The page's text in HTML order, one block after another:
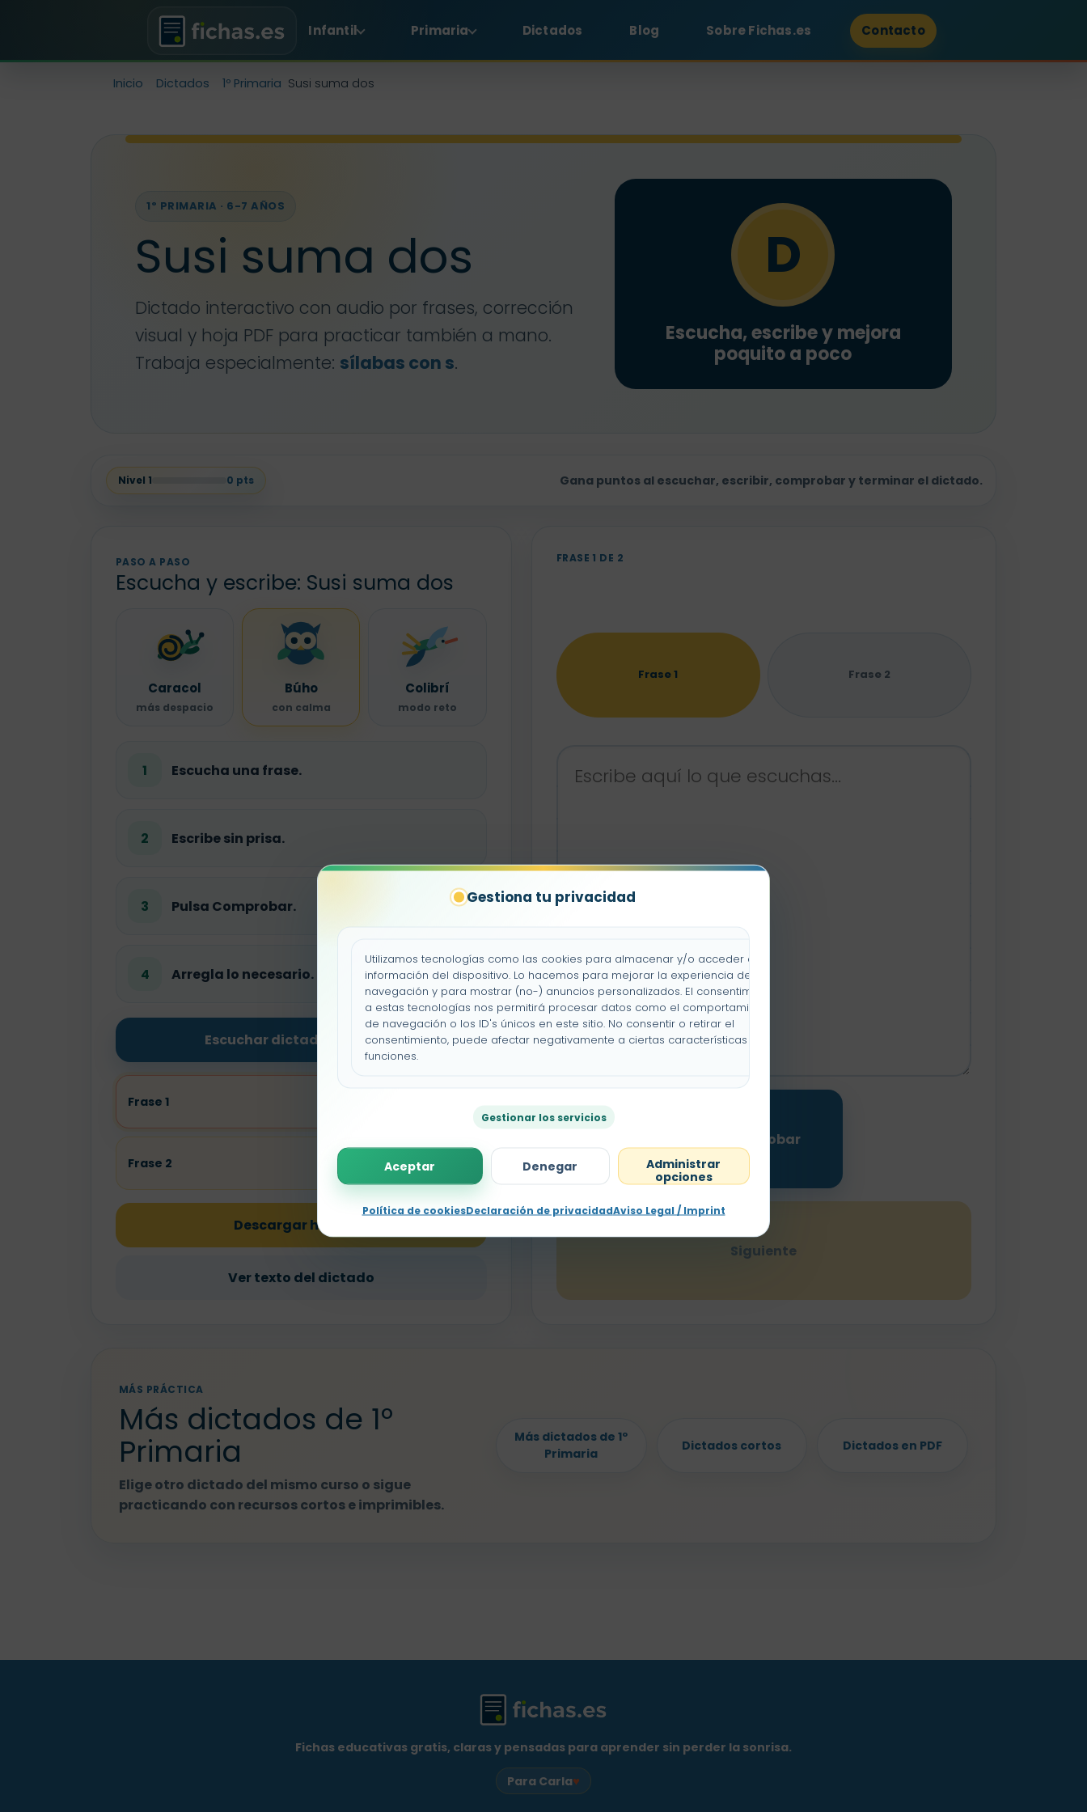
Gestiona tu privacidad
Utilizamos tecnologías como las cookies para almacenar y/o acceder a la
información del dispositivo. Lo hacemos para mejorar la experiencia de
navegación y para mostrar (no-) anuncios personalizados. El consentimiento
a estas tecnologías nos permitirá procesar datos como el comportamiento
de navegación o los ID's únicos en este sitio. No consentir o retirar el
consentimiento, puede afectar negativamente a ciertas características y
funciones.
Gestionar los servicios
Aceptar Denegar
Administrar
opciones
Política de cookiesDeclaración de privacidadAviso Legal / Imprint
Infantil Primaria Dictados Blog Sobre Fichas.es Contacto
Inicio Dictados 1º Primaria Susi suma dos
1º PRIMARIA · 6-7 AÑOS
Susi suma dos
Dictado interactivo con audio por frases, corrección
visual y hoja PDF para practicar también a mano.
Trabaja especialmente: sílabas con s.
D
Escucha, escribe y mejora
poquito a poco
Nivel 1 0 pts Gana puntos al escuchar, escribir, comprobar y terminar el dictado.
PASO A PASO
Escucha y escribe: Susi suma dos
Caracol
más despacio
Búho
con calma
Colibrí
modo reto
1 Escucha una frase.
2 Escribe sin prisa.
3 Pulsa Comprobar.
4 Arregla lo necesario.
Escuchar dictado completo
Frase 1
Frase 2 Escuchar
Descargar hoja PDF
Ver texto del dictado
FRASE 1 DE 2
Frase 1 Frase 2
Comprobar
Siguiente
MÁS PRÁCTICA
Más dictados de 1º
Primaria
Elige otro dictado del mismo curso o sigue
practicando con recursos cortos e imprimibles.
Más dictados de 1º
Primaria
Dictados cortos Dictados en PDF
Fichas educativas gratis, claras y pensadas para aprender sin perder la sonrisa.
Para Carla♥